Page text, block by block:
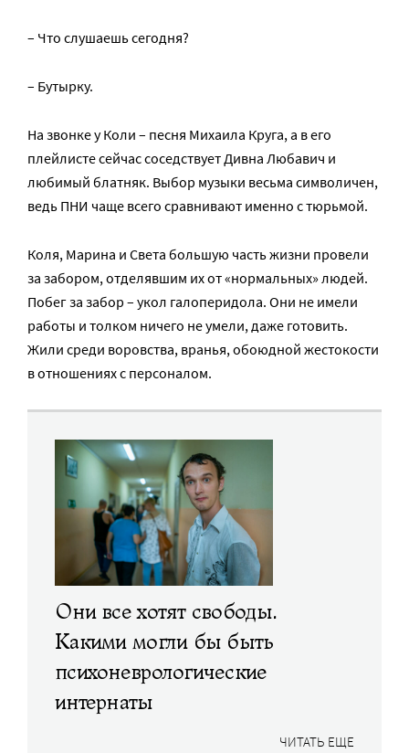
– Что слушаешь сегодня?
– Бутырку.
На звонке у Коли – песня Михаила Круга, а в его
плейлисте сейчас соседствует Дивна Любавич и
любимый блатняк. Выбор музыки весьма символичен,
ведь ПНИ чаще всего сравнивают именно с тюрьмой.
Коля, Марина и Света большую часть жизни провели
за забором, отделявшим их от «нормальных» людей.
Побег за забор – укол галоперидола. Они не имели
работы и толком ничего не умели, даже готовить.
Жили среди воровства, вранья, обоюдной жестокости
в отношениях с персоналом.
Они все хотят свободы.
Какими могли бы быть
психоневрологические
интернаты
ЧИТАТЬ ЕЩЕ